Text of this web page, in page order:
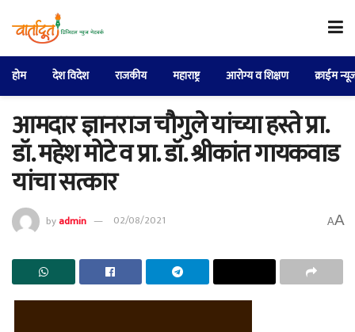
होम देश विदेश राजकीय महाराष्ट्र आरोग्य व शिक्षण क्राईम
आमदार ज्ञानराज चौगुले यांच्या हस्ते प्रा.
डॉ. महेश मोटे व प्रा. डॉ. श्रीकांत गायकवाड
यांचा सत्कार
byadmin 02/08/2021 AA